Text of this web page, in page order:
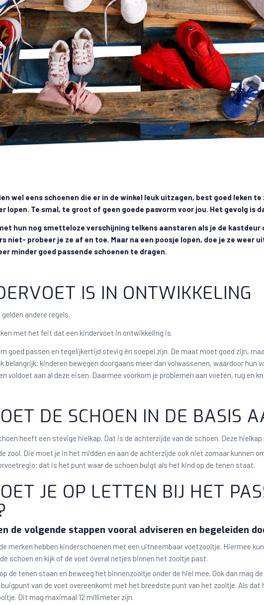
wel eens schoenen die er in de winkel leuk uitzagen, best goed leken
lopen. Te smal, te groot of geen goede pasvorm voor jou. Het gevolg is
hun nog smetteloze verschijning telkens aanstaren als je de
niet- probeer je ze af en toe. Maar na een poosje lopen, doe je ze weer
minder goed passende schoenen te dragen.
IS IN ONTWIKKELING
andere regels.
met het feit dat een kindervoet in ontwikkeling is.
goed passen en tegelijkertijd stevig én soepel zijn. De maat moet goed zijn,
belangrijk; kinderen bewegen doorgaans meer dan volwassenen, waardoor
voldoet aan al deze eisen. Daarmee voorkom je problemen aan voeten, rug en
DE SCHOEN IN DE BASIS
heeft een stevige hielkap. Dat is de achterzijde van de schoen. Deze
zool. Die moet je in het midden en aan de achterzijde ook niet zomaar kunnen
dat is het punt waar de schoen buigt als het kind op de tenen staat.
JE OP LETTEN BIJ HET
de volgende stappen vooral adviseren en begeleiden
merken hebben kinderschoenen met een uitneembaar voetzooltje. Hiermee
schoen en kijk of de voet overal netjes binnen het zooltje past.
de tenen staan en beweeg het binnenzooltje onder de hiel mee. Ook dan mag
van de voet overeenkomt met het breedste punt van het zooltje. Als dat
Dit mag maximaal 12 millimeter zijn.